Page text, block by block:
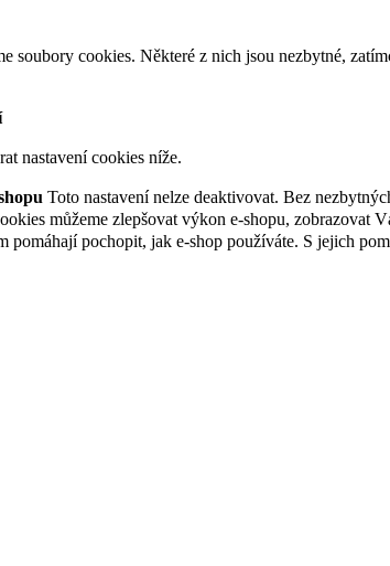
soubory cookies. Některé z nich jsou nezbytné,
nastavení cookies níže.
Toto nastavení nelze deaktivovat. Bez
můžeme zlepšovat výkon e-shopu, zobrazovat
pomáhají pochopit, jak e-shop používáte. S jejich